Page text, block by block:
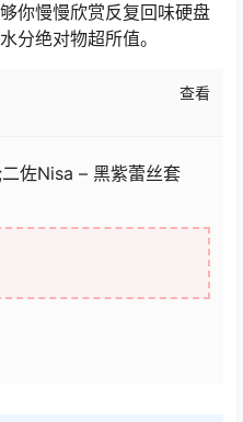
你慢慢欣赏反复回味硬盘
分绝对物超所值。
查看
佐Nisa – 黑紫蕾丝套